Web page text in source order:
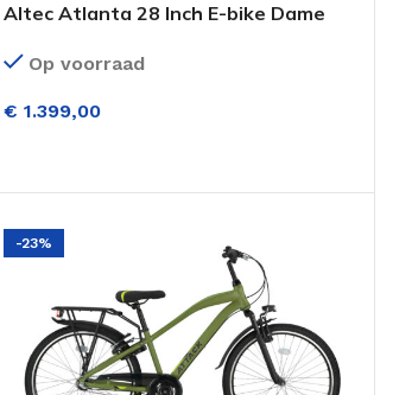
Altec Atlanta 28 Inch E-bike Dame
Mat Zwart
Op voorraad
€ 1.399,00
-23%